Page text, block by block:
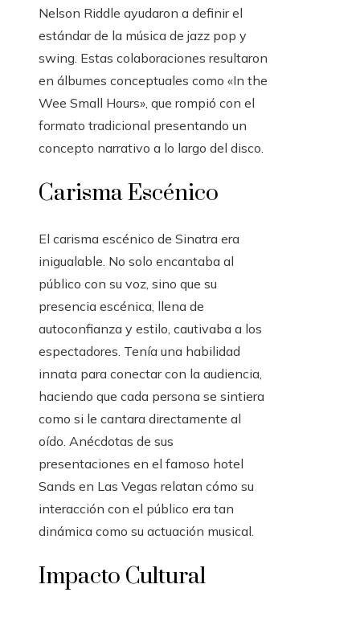
Nelson Riddle ayudaron a definir el
estándar de la música de jazz pop y
swing. Estas colaboraciones resultaron
en álbumes conceptuales como «In the
Wee Small Hours», que rompió con el
formato tradicional presentando un
concepto narrativo a lo largo del disco.
Carisma Escénico
El carisma escénico de Sinatra era
inigualable. No solo encantaba al
público con su voz, sino que su
presencia escénica, llena de
autoconfianza y estilo, cautivaba a los
espectadores. Tenía una habilidad
innata para conectar con la audiencia,
haciendo que cada persona se sintiera
como si le cantara directamente al
oído. Anécdotas de sus
presentaciones en el famoso hotel
Sands en Las Vegas relatan cómo su
interacción con el público era tan
dinámica como su actuación musical.
Impacto Cultural